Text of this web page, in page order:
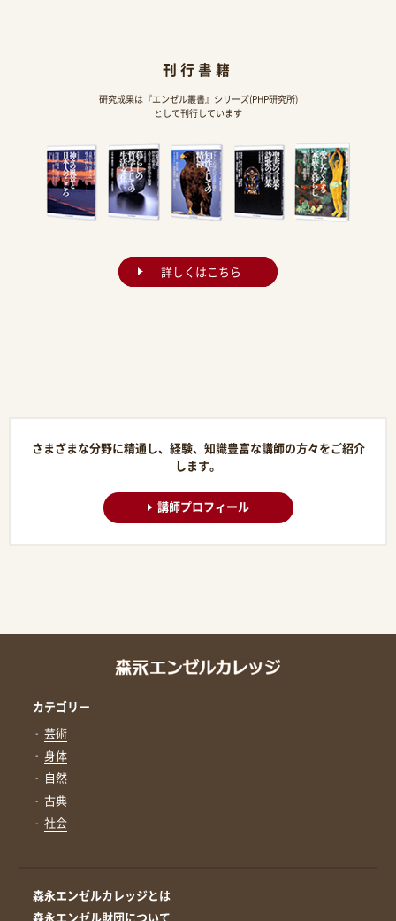
刊行書籍
研究成果は『エンゼル叢書』シリーズ(PHP研究所)
として刊行しています
詳しくはこちら
さまざまな分野に精通し、経験、知識豊富な講師の方々をご紹介
します。
講師プロフィール
カテゴリー
芸術
身体
自然
古典
社会
森永エンゼルカレッジとは
森永エンゼル財団について